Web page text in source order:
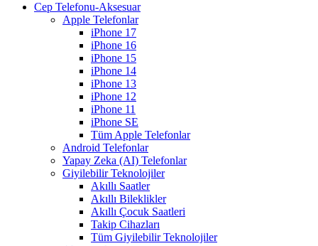
Cep Telefonu-Aksesuar
Apple Telefonlar
iPhone 17
iPhone 16
iPhone 15
iPhone 14
iPhone 13
iPhone 12
iPhone 11
iPhone SE
Tüm Apple Telefonlar
Android Telefonlar
Yapay Zeka (AI) Telefonlar
Giyilebilir Teknolojiler
Akıllı Saatler
Akıllı Bileklikler
Akıllı Çocuk Saatleri
Takip Cihazları
Tüm Giyilebilir Teknolojiler